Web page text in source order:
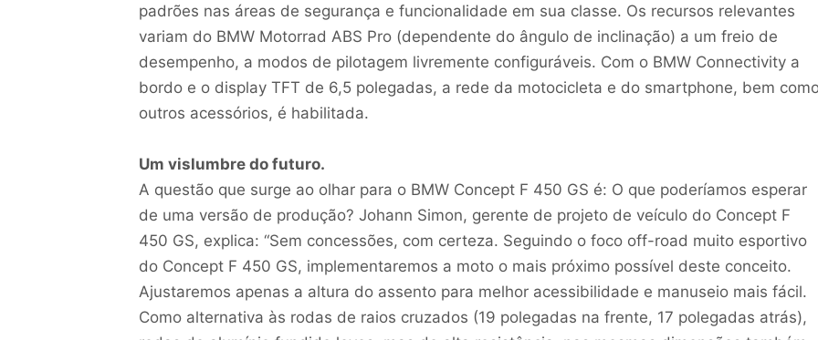
padrões nas áreas de segurança e funcionalidade em sua classe. Os recursos relevantes
variam do BMW Motorrad ABS Pro (dependente do ângulo de inclinação) a um freio de
desempenho, a modos de pilotagem livremente configuráveis. Com o BMW Connectivity a
bordo e o display TFT de 6,5 polegadas, a rede da motocicleta e do smartphone, bem
outros acessórios, é habilitada.
Um vislumbre do futuro.
A questão que surge ao olhar para o BMW Concept F 450 GS é: O que poderíamos esperar
de uma versão de produção? Johann Simon, gerente de projeto de veículo do Concept F
450 GS, explica: “Sem concessões, com certeza. Seguindo o foco off-road muito esportivo
do Concept F 450 GS, implementaremos a moto o mais próximo possível deste conceito.
Ajustaremos apenas a altura do assento para melhor acessibilidade e manuseio mais fácil.
Como alternativa às rodas de raios cruzados (19 polegadas na frente, 17 polegadas atrás),